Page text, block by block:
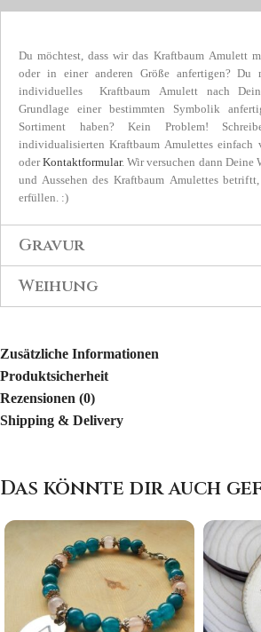
Du möchtest, dass wir das Kraftbaum Amulett
oder in einer anderen Größe anfertigen? Du
individuelles Kraftbaum Amulett nach
Grundlage einer bestimmten Symbolik
Sortiment haben? Kein Problem!
individualisierten Kraftbaum Amulettes einfach
oderKontaktformular. Wir versuchen dann Deine
und Aussehen des Kraftbaum Amulettes
erfüllen. :)
Gravur
Weihung
Zusätzliche Informationen
Produktsicherheit
Rezensionen (0)
Shipping & Delivery
Das könnte dir auch